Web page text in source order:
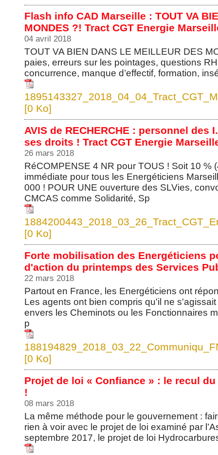
Flash info CAD Marseille : TOUT VA
MONDES ?! Tract CGT Energie
04 avril 2018
TOUT VA BIEN DANS LE MEILLEUR DES
paies, erreurs sur les pointages, questions
concurrence, manque d’effectif, formation,
[0 Ko]
AVIS de RECHERCHE : personnel des
ses droits ! Tract CGT Energie
26 mars 2018
RéCOMPENSE 4 NR pour TOUS ! Soit 10 %
immédiate pour tous les Energéticiens
000 ! POUR UNE ouverture des SLVies,
CMCAS comme Solidarité, Sp
[0 Ko]
Forte mobilisation des Energéticiens
d'action du printemps des Services
22 mars 2018
Partout en France, les Energéticiens ont
Les agents ont bien compris qu'il ne
envers les Cheminots ou les Fonctionnaires
p
[0 Ko]
Projet de loi « Confiance » : le recul
!
08 mars 2018
La même méthode pour le gouvernement :
rien à voir avec le projet de loi examiné par
septembre 2017, le projet de loi